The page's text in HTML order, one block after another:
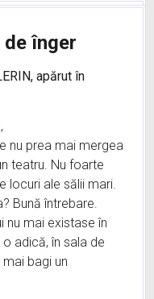
de înger
apărut în
nu prea mai mergea
teatru. Nu foarte
locuri ale sălii mari.
Bună întrebare.
nu mai existase în
adică, în sala de
bagi un